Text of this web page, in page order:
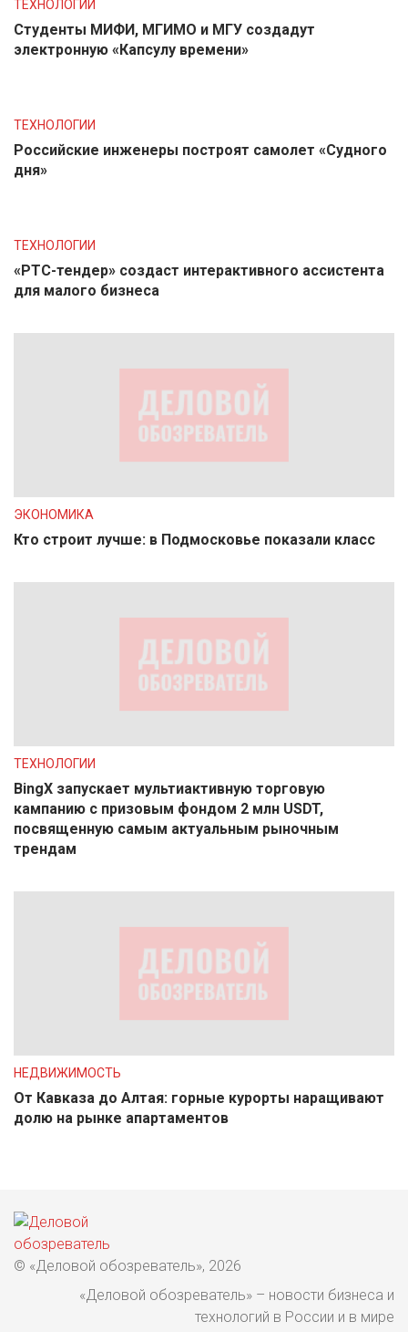
ТЕХНОЛОГИИ
Студенты МИФИ, МГИМО и МГУ создадут
электронную «Капсулу времени»
ТЕХНОЛОГИИ
Российские инженеры построят самолет «Судного
дня»
ТЕХНОЛОГИИ
«РТС-тендер» создаст интерактивного ассистента
для малого бизнеса
ЭКОНОМИКА
Кто строит лучше: в Подмосковье показали класс
ТЕХНОЛОГИИ
BingX запускает мультиактивную торговую
кампанию с призовым фондом 2 млн USDT,
посвященную самым актуальным рыночным
трендам
НЕДВИЖИМОСТЬ
От Кавказа до Алтая: горные курорты наращивают
долю на рынке апартаментов
© «Деловой обозреватель», 2026
«Деловой обозреватель» – новости бизнеса и
технологий в России и в мире